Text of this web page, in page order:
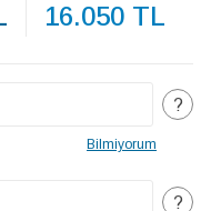
16.050 TL
?
Bilmiyorum
?